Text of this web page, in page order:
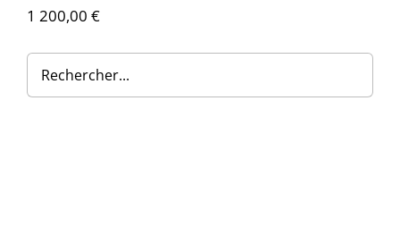
1 200,00 €